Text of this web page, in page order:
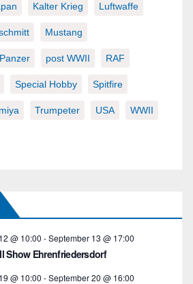
Kalter Krieg Luftwaffe
Mustang
Panzer post WWII RAF
Special Hobby Spitfire
Trumpeter USA WWII
@ 10:00 -September 13 @ 17:00
Show Ehrenfriedersdorf
@ 10:00 -September 20 @ 16:00